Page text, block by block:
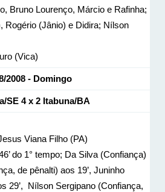
Bruno Lourenço, Márcio e Rafinha;
Rogério (Jânio) e Didira; Nílson
(Vica)
2008 - Domingo
SE 4 x 2 Itabuna/BA
Viana Filho (PA)
do 1° tempo; Da Silva (Confiança)
de pênalti) aos 19’, Juninho
29’, Nílson Sergipano (Confiança,